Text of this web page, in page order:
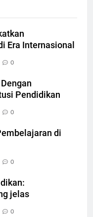
Era Internasional
0
Pendidikan
0
di
0
jelas
0